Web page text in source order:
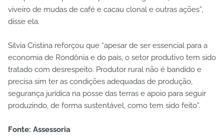
viveiro de mudas de café e cacau clonal e outras ações”,
disse ela.
Sílvia Cristina reforçou que “apesar de ser essencial para a
economia de Rondônia e do país, o setor produtivo tem sido
tratado com desrespeito. Produtor rural não é bandido e
precisa sim ter as condições adequadas de produção,
segurança jurídica na posse das terras e apoio para seguir
produzindo, de forma sustentável, como tem sido feito”.
Fonte: Assessoria